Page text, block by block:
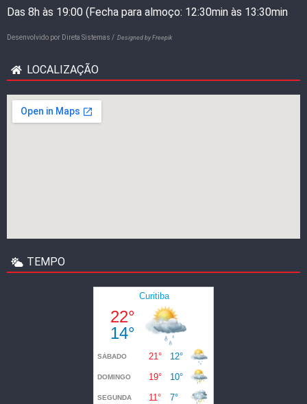
Das 8h às 19:00 (Fecha para almoço: 12:30min às 13:30min
Desenvolvido por Direta Sistemas / Designed by Freepik
LOCALIZAÇÃO
TEMPO